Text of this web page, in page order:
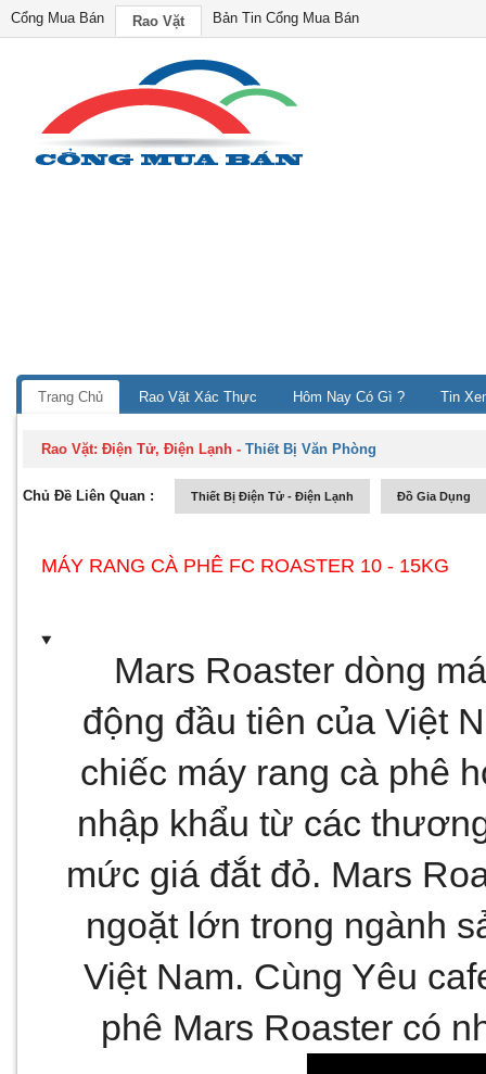
Cổng Mua Bán Rao Vặt Bản Tin Cổng Mua Bán
Trang Chủ Rao Vặt Xác Thực Hôm Nay Có Gì ? Tin
Rao Vặt:Điện Tử, Điện Lạnh -Thiết Bị Văn Phòng
Chủ Đề Liên Quan : Thiết Bị Điện Tử - Điện Lạnh Đồ Gia Dụng
MÁY RANG CÀ PHÊ FC ROASTER 10 - 15KG
Mars Roaster dòng
động đầu tiên của Việt
chiếc máy rang cà phê
nhập khẩu từ các
mức giá đắt đỏ. Mars
ngoặt lớn trong ngành
Việt Nam. Cùng Yêu
phê Mars Roaster có